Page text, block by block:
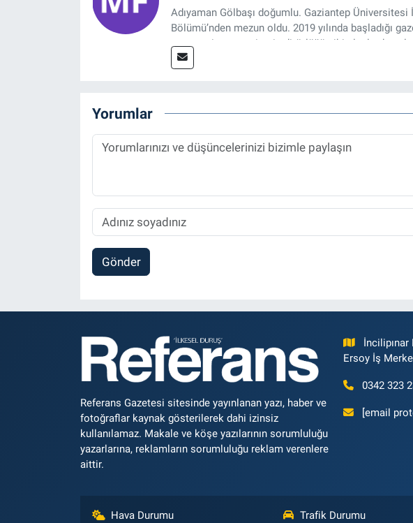
Adıyaman Gölbaşı doğumlu. Gaziantep
Bölümü’nden mezun oldu. 2019 yılında başladığı
tasarım, internet sitesi editörlüğü gibi alanlarda
Referansgazetesi.com.tr’de yazı işleri müdürü ve
Yorumlar
Gönder
Referans Gazetesi sitesinde yayınlanan yazı, haber ve
fotoğraflar kaynak gösterilerek dahi izinsiz
kullanılamaz. Makale ve köşe yazılarının sorumluluğu
yazarlarına, reklamların sorumluluğu reklam verenlere
aittir.
İncilipınar
Ersoy İş
0342 323
[email
Hava Durumu Trafik Durumu